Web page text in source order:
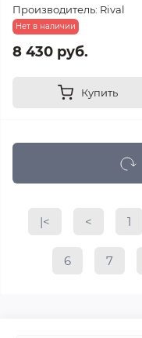
Производитель: Rival
Нет в наличии
8 430 руб.
Купить
|< < 1
6 7